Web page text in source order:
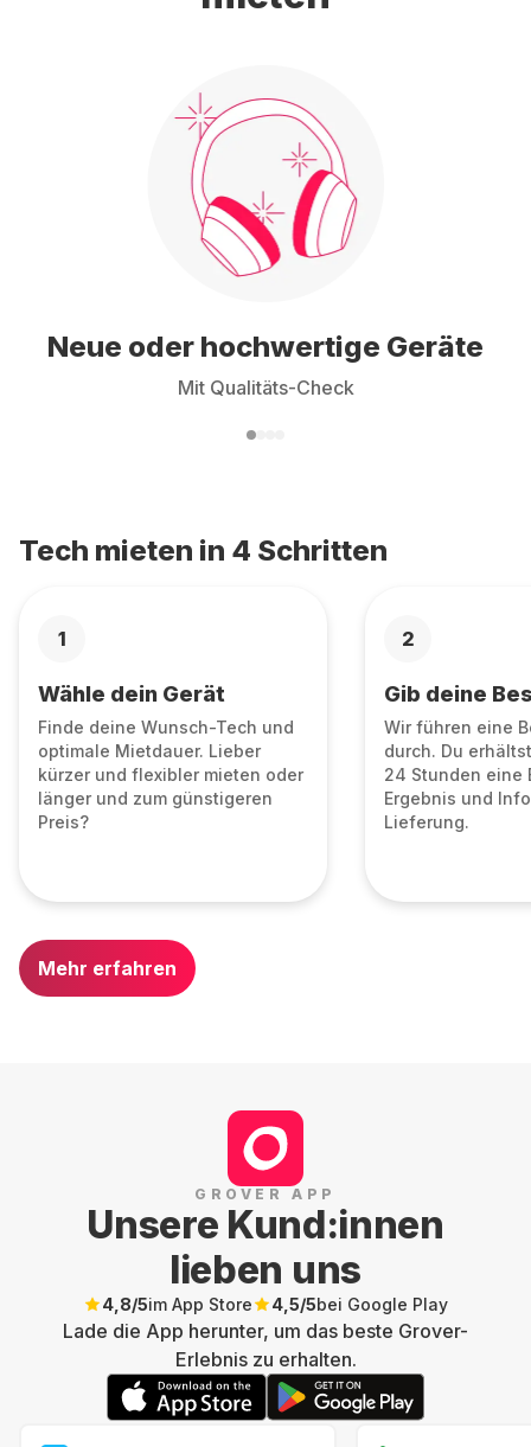
Neue oder hochwertige Geräte
Mit Qualitäts-Check
Tech mieten in 4 Schritten
1
Wähle dein Gerät
Finde deine Wunsch-Tech und
optimale Mietdauer. Lieber
kürzer und flexibler mieten oder
länger und zum günstigeren
Preis?
2
Gib deine
Wir führen eine
durch. Du
24 Stunden eine
Ergebnis und
Lieferung.
Mehr erfahren
GROVER APP
Unsere Kund:innen
lieben uns
4,8/5im App Store 4,5/5bei Google Play
Lade die App herunter, um das beste Grover-
Erlebnis zu erhalten.